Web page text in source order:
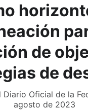
de
de
Diario Oficial de la
agosto de 2023